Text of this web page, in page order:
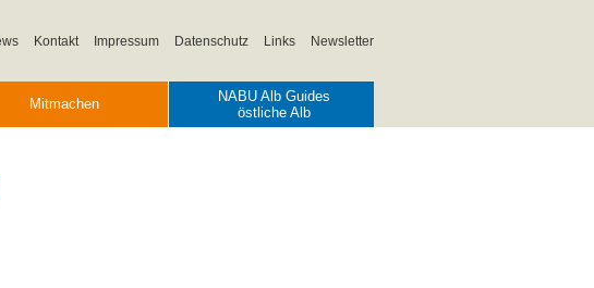
Kontakt Impressum Datenschutz Links Newsletter
Mitmachen
NABU Alb Guides
östliche Alb